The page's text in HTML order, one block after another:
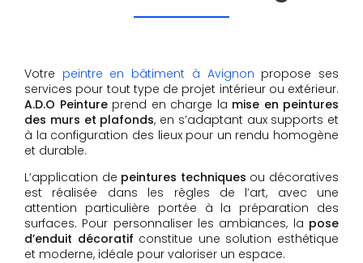
Votre peintre en bâtiment à Avignon propose ses
services pour tout type de projet intérieur ou extérieur.
A.D.O Peintureprend en charge la mise en peintures
des murs et plafonds, en s’adaptant aux supports et
à la configuration des lieux pour un rendu homogène
et durable.
L’application de peintures techniques ou décoratives
est réalisée dans les règles de l’art, avec une
attention particulière portée à la préparation des
surfaces. Pour personnaliser les ambiances, la pose
d’enduit décoratif constitue une solution esthétique
et moderne, idéale pour valoriser un espace.